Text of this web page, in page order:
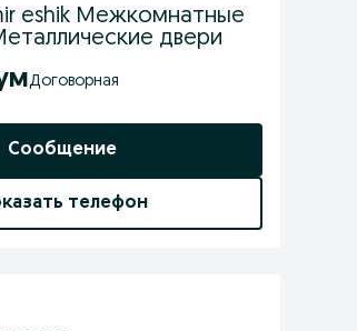
eshik Межкомнатные
двери
Договорная
Сообщение
телефон